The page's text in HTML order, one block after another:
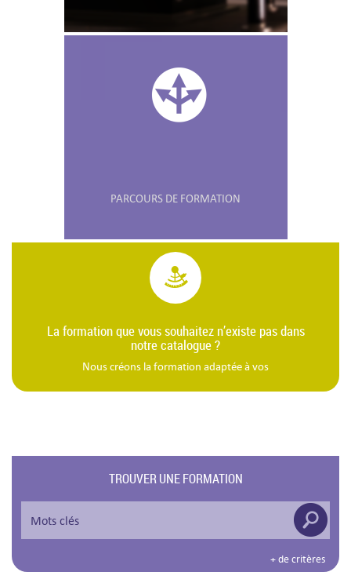
PARCOURS DE FORMATION
La formation que vous souhaitez n’existe pas dans
notre catalogue ?
Nous créons la formation adaptée à vos
TROUVER UNE FORMATION
+ de critères